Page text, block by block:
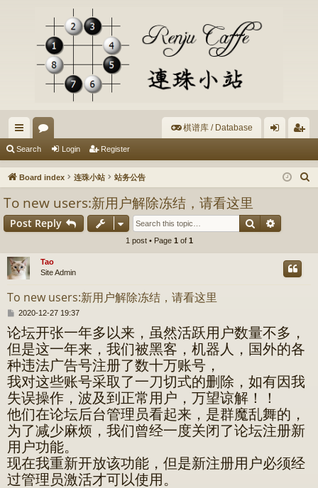
ui
ck
ks
or
u
s
棋谱库 / Database
in ist
Search Login Register
Board index 连珠小站 站务公告
To new users:新用户解除冻结，请看这里
Post Reply Search
1 post • Page 1of 1
Tao
Site Admin
To new users:新用户解除冻结，请看这里
P
s
t
2020-12-27 19:37
论坛开张一年多以来，虽然活跃用户数量不多，
但是这一年来，我们被黑客，机器人，国外的各
种违法广告号注册了数十万账号，
我对这些账号采取了一刀切式的删除，如有因我
失误操作，波及到正常用户，万望谅解！！
他们在论坛后台管理员看起来，是群魔乱舞的，
为了减少麻烦，我们曾经一度关闭了论坛注册新
用户功能。
现在我重新开放该功能，但是新注册用户必须经
过管理员激活才可以使用。